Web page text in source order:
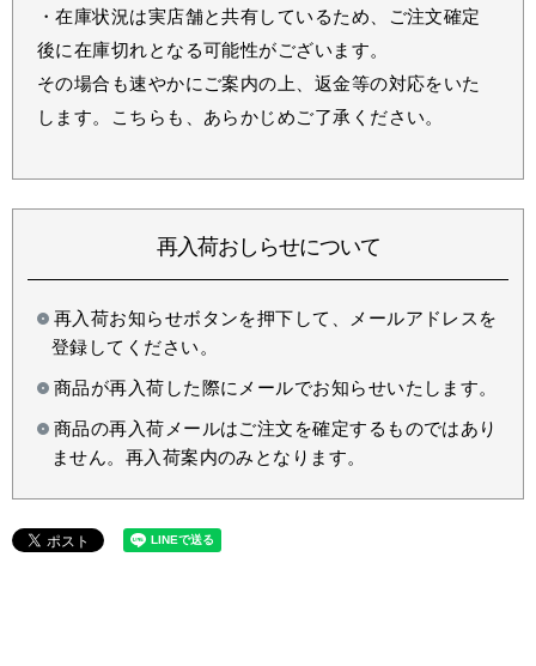
・在庫状況は実店舗と共有しているため、ご注文確定
後に在庫切れとなる可能性がございます。
その場合も速やかにご案内の上、返金等の対応をいた
します。こちらも、あらかじめご了承ください。
再入荷おしらせについて
再入荷お知らせボタンを押下して、メールアドレスを
登録してください。
商品が再入荷した際にメールでお知らせいたします。
商品の再入荷メールはご注文を確定するものではあり
ません。再入荷案内のみとなります。